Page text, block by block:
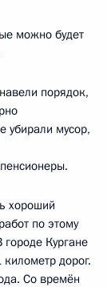
можно будет
порядок,
убирали мусор,
хороший
по этому
Кургане
дорог.
Со времён